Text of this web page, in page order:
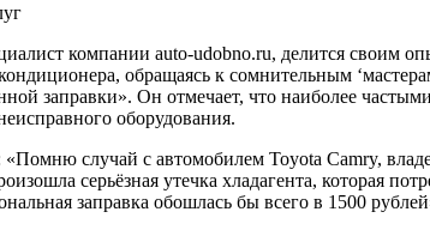
компании auto-udobno.ru, делится своим
обращаясь к сомнительным
заправки». Он отмечает, что наиболее
оборудования.
случай с автомобилем Toyota Camry,
серьёзная утечка хладагента, которая
заправка обошлась бы всего в 1500